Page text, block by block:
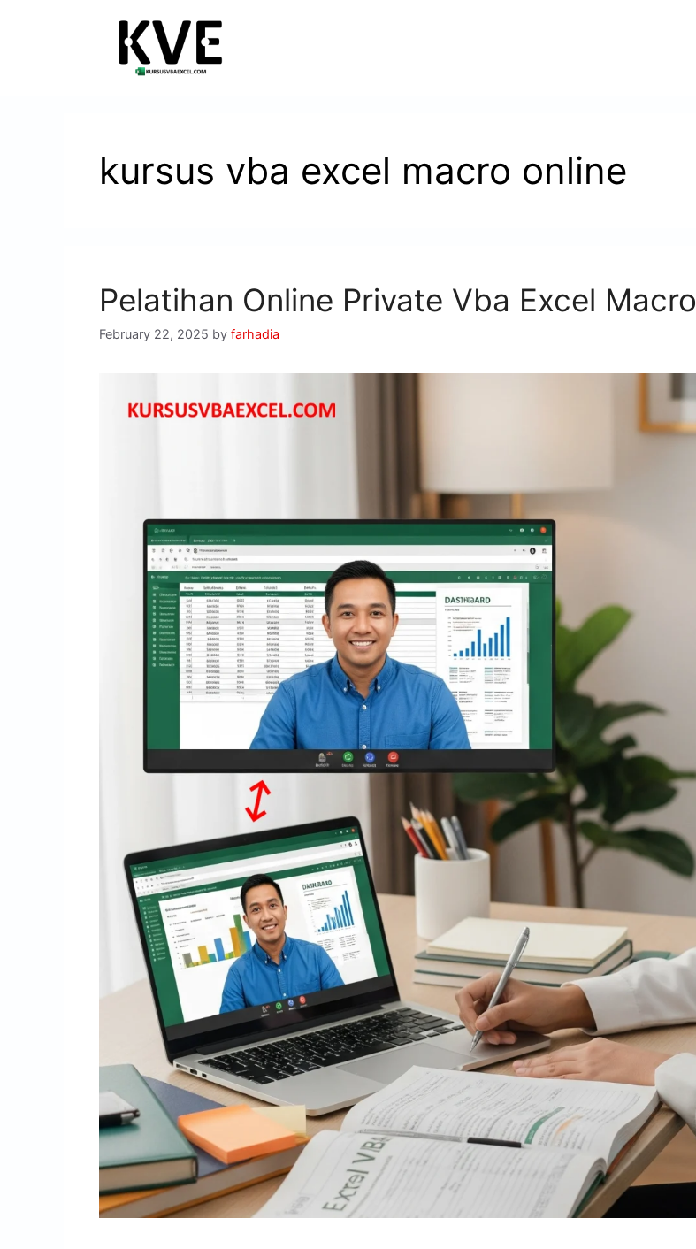
kursus vba excel macro online
Pelatihan Online Private Vba Excel Macro
February 22, 2025 by farhadia